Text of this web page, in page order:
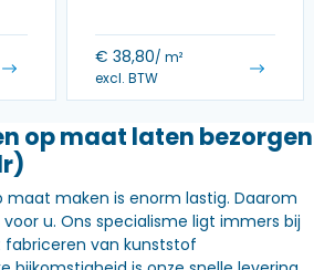
€ 38,80/ m²
excl. BTW
op maat laten bezorgen
maken is enorm lastig. Daarom
u. Ons specialisme ligt immers bij
van kunststof